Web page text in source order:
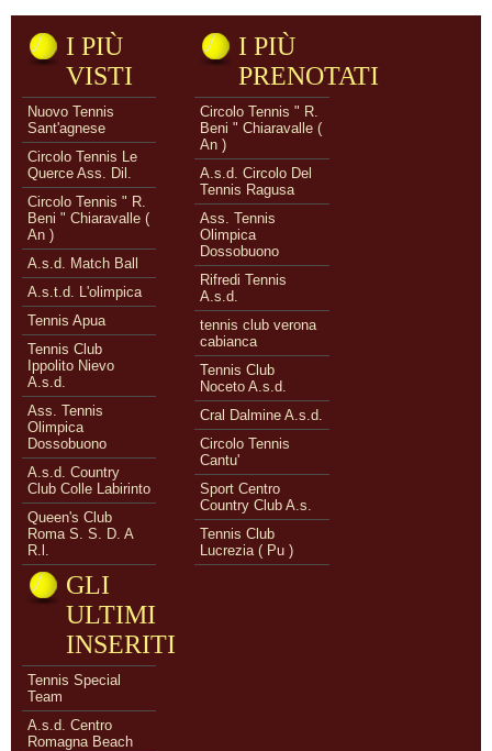
I PIÙ
VISTI
Nuovo Tennis
Sant'agnese
Circolo Tennis Le
Querce Ass. Dil.
Circolo Tennis " R.
Beni " Chiaravalle (
An )
A.s.d. Match Ball
A.s.t.d. L'olimpica
Tennis Apua
Tennis Club
Ippolito Nievo
A.s.d.
Ass. Tennis
Olimpica
Dossobuono
A.s.d. Country
Club Colle Labirinto
Queen's Club
Roma S. S. D. A
R.l.
I PIÙ
PRENOTATI
Circolo Tennis " R.
Beni " Chiaravalle (
An )
A.s.d. Circolo Del
Tennis Ragusa
Ass. Tennis
Olimpica
Dossobuono
Rifredi Tennis
A.s.d.
tennis club verona
cabianca
Tennis Club
Noceto A.s.d.
Cral Dalmine A.s.d.
Circolo Tennis
Cantu'
Sport Centro
Country Club A.s.
Tennis Club
Lucrezia ( Pu )
GLI
ULTIMI
INSERITI
Tennis Special
Team
A.s.d. Centro
Romagna Beach